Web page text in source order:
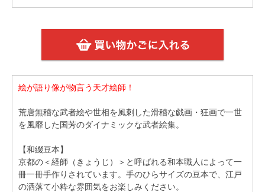
絵が語り像が物言う天才絵師！
荒唐無稽な武者絵や世相を風刺した滑稽な戯画・狂画で一世
を風靡した国芳のダイナミックな武者絵集。
【和綴豆本】
京都の＜経師（きょうじ）＞と呼ばれる和本職人によって一
冊一冊手作りされています。手のひらサイズの豆本で、江戸
の洒落て小粋な雰囲気をお楽しみください。